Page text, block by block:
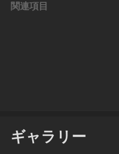
関連項目
ギャラリー